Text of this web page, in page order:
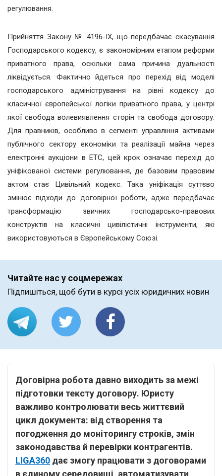
регулювання.
Прийняття Закону № 4196-IX, що передбачає скасування
Господарського кодексу, є закономірним етапом реформи
приватного права, оскільки сама причина дуальності
ліквідується. Фактично йдеться про перехід від моделі
господарського адміністрування на рівні кодексу до
класичної європейської логіки приватного права, у центрі
якої свобода волевиявлення сторін та свобода договору.
Для правників, особливо в сегменті управління активами
публічного сектору економіки та реалізації майна через
електронні аукціони в ЕТС, цей крок означає перехід до
уніфікованої системи регулювання, де базовим правовим
актом стає Цивільний кодекс. Така уніфікація суттєво
змінює підходи до договірної роботи, адже передбачає
трансформацію звичних господарсько-правових
конструктів на класичні цивілістичні інструменти, які
використовуються в Європейському Союзі.
Читайте нас у соцмережах
Підпишіться, щоб бути в курсі усіх юридичних новин
Договірна робота давно виходить за межі
підготовки тексту договору. Юристу
важливо контролювати весь життєвий
цикл документа: від створення та
погодження до моніторингу строків, змін
законодавства й перевірки контрагентів.
LIGA360 дає змогу працювати з договорами
в єдиному середовищі, автоматизувати